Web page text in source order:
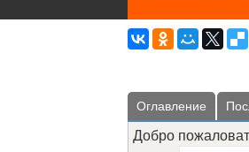
Оглавление
Добро